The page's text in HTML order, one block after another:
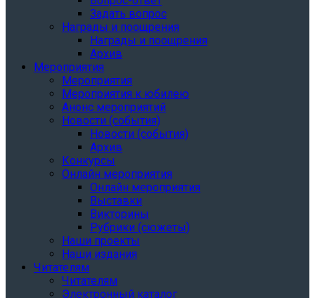
Задать вопрос
Награды и поощрения
Награды и поощрения
Архив
Мероприятия
Мероприятия
Мероприятия к юбилею
Анонс мероприятий
Новости (события)
Новости (события)
Архив
Конкурсы
Онлайн мероприятия
Онлайн мероприятия
Выставки
Викторины
Рубрики (сюжеты)
Наши проекты
Наши издания
Читателям
Читателям
Электронный каталог